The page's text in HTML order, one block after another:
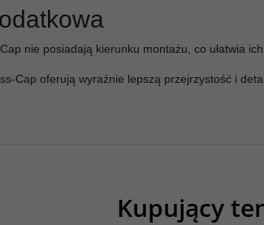
nie posiadają kierunku montażu, co ułatwia
Cap oferują wyraźnie lepszą przejrzystość i
Kupujący